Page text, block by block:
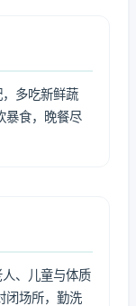
多吃新鲜蔬
暴食，晚餐尽
、儿童与体质
闭场所，勤洗